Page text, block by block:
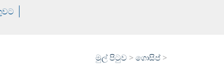
මුල් පිටුව >ගොසිප් >